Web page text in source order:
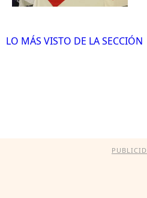
LO MÁS VISTO DE LA SECCIÓN